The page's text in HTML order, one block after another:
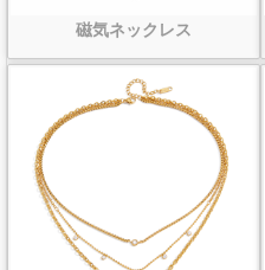
磁気ネックレス